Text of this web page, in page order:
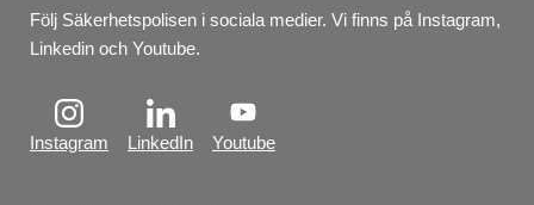
Följ Säkerhetspolisen i sociala medier. Vi finns på Instagram,
Linkedin och Youtube.
Instagram LinkedIn Youtube